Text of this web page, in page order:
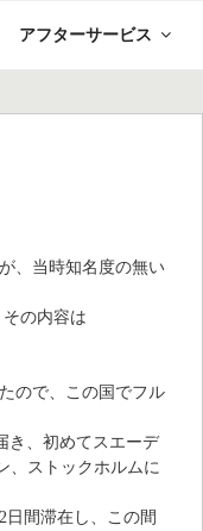
アフターサービス
、当時知名度の無い
の内容は
ので、この国でフル
き、初めてスエーデ
、ストックホルムに
間滞在し、この間